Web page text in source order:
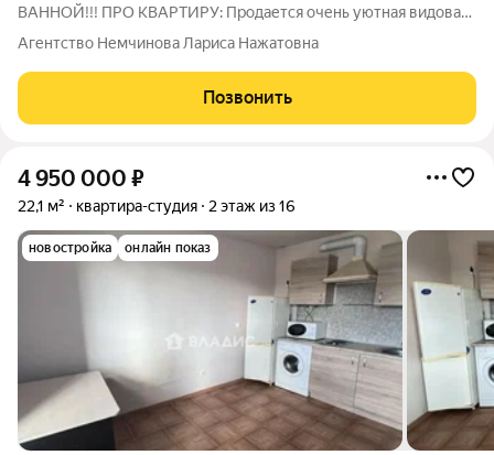
ВАННОЙ!!! ПРО КВАРТИРУ: Продается очень уютная видовая
студия о которой вы долго мечтали. Квартира с
косметическим ремонтом на 11 видовом этаже панельного
дома. Из окон открывается вид на улицу, что
Агентство Немчинова Лариса Нажатовна
Позвонить
4 950 000 ₽
22,1 м² квартира-студия 2 этаж из 16
новостройка онлайн показ